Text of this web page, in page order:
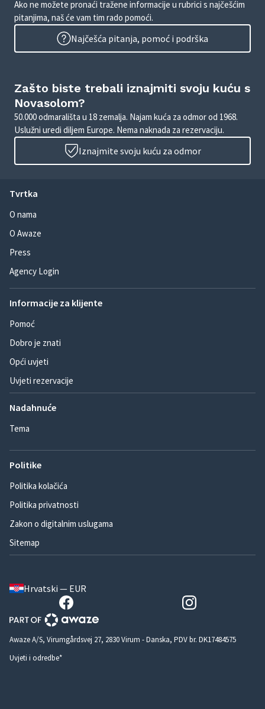
Ako ne možete pronaći tražene informacije u rubrici s najčešćim
pitanjima, naš će vam tim rado pomoći.
Najčešća pitanja, pomoć i podrška
Zašto biste trebali iznajmiti svoju kuću s
Novasolom?
50.000 odmarališta u 18 zemalja. Najam kuća za odmor od 1968.
Uslužni uredi diljem Europe. Nema naknada za rezervaciju.
Iznajmite svoju kuću za odmor
Tvrtka
O nama
O Awaze
Press
Agency Login
Informacije za klijente
Pomoć
Dobro je znati
Opći uvjeti
Uvjeti rezervacije
Nadahnuće
Tema
Politike
Politika kolačića
Politika privatnosti
Zakon o digitalnim uslugama
Sitemap
Hrvatski — EUR
Awaze A/S, Virumgårdsvej 27, 2830 Virum - Danska, PDV br. DK17484575
Uvjeti i odredbe*